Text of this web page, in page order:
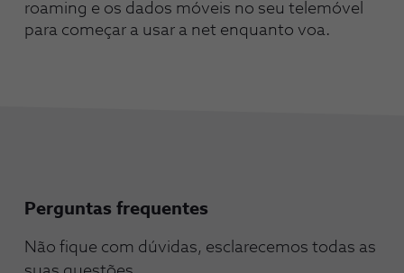
roaming e os dados móveis no seu telemóvel
para começar a usar a net enquanto voa.
Perguntas frequentes
Não fique com dúvidas, esclarecemos todas as